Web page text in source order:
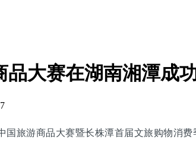
品大赛在湖南湘潭成
国旅游商品大赛暨长株潭首届文旅购物消